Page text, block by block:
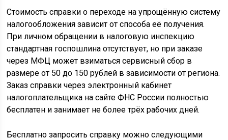
Стоимость справки о переходе на упрощённую систему
налогообложения зависит от способа её получения.
При личном обращении в налоговую инспекцию
стандартная госпошлина отсутствует, но при заказе
через МФЦ может взиматься сервисный сбор в
размере от 50 до 150 рублей в зависимости от региона.
Заказ справки через электронный кабинет
налогоплательщика на сайте ФНС России полностью
бесплатен и занимает не более трёх рабочих дней.
Бесплатно запросить справку можно следующими